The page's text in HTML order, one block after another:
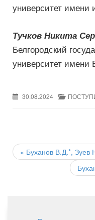
университет имени
Тучков Никита
Белгородский
университет имени
30.08.2024
Post
navigation
« Буханов В.Д.*, Зуев